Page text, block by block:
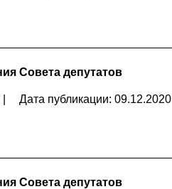
Совета депутатов
Дата публикации: 09.12.2020
Совета депутатов